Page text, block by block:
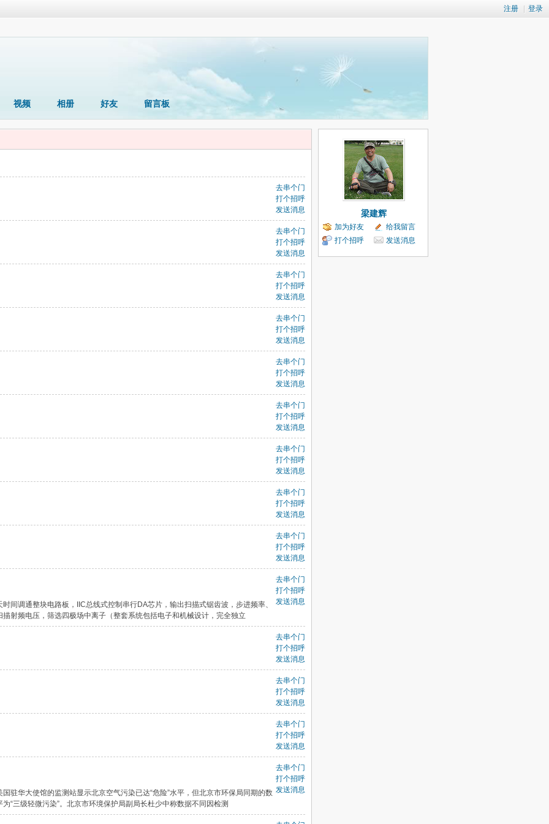
注册 登录
视频 相册 好友 留言板
去串个门
打个招呼
发送消息
去串个门
打个招呼
发送消息
去串个门
打个招呼
发送消息
去串个门
打个招呼
发送消息
去串个门
打个招呼
发送消息
去串个门
打个招呼
发送消息
去串个门
打个招呼
发送消息
去串个门
打个招呼
发送消息
去串个门
打个招呼
发送消息
去串个门
打个招呼
发送消息
间调通整块电路板，IIC总线式控制串行DA芯片，输出扫描式锯齿波，步进频率、
射频电压，筛选四极场中离子（整套系统包括电子和机械设计，完全独立
去串个门
打个招呼
发送消息
去串个门
打个招呼
发送消息
去串个门
打个招呼
发送消息
去串个门
打个招呼
发送消息
驻华大使馆的监测站显示北京空气污染已达“危险”水平，但北京市环保局同期的数
“三级轻微污染”。北京市环境保护局副局长杜少中称数据不同因检测
梁建辉
加为好友
给我留言
打个招呼
发送消息